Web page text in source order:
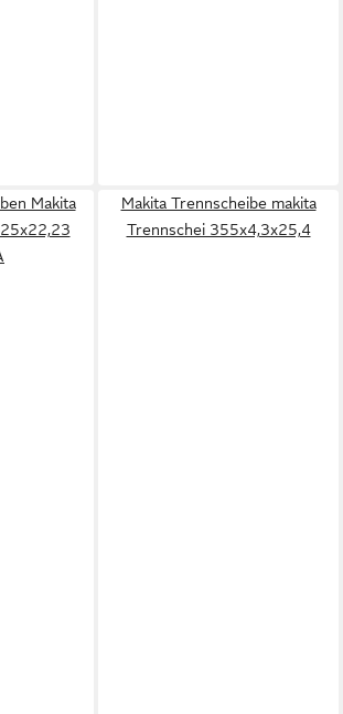
Makita
Makita Trennscheibe makita
Trennschei 355x4,3x25,4